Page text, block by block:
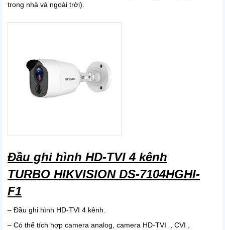
trong nhà và ngoài trời).
Đầu ghi hình HD-TVI 4 kênh
TURBO HIKVISION DS-7104HGHI-
F1
– Đầu ghi hình HD-TVI 4 kênh.
– Có thể tích hợp camera analog, camera HD-TVI , CVI ,